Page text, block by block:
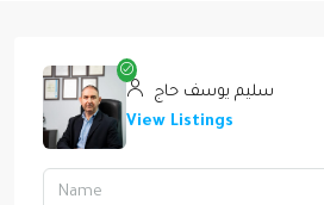
سليم يوسف حاج
View Listings